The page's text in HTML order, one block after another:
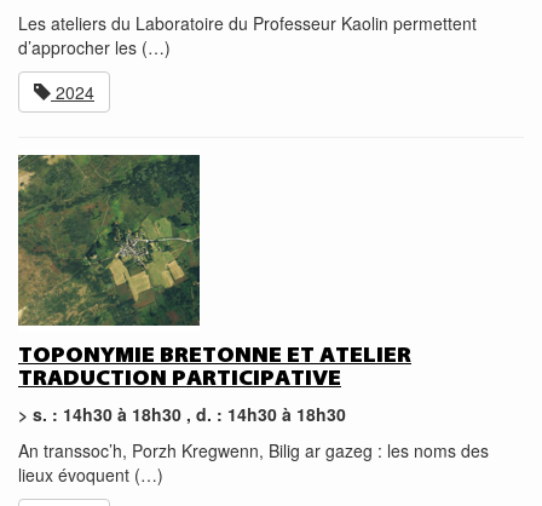
Les ateliers du Laboratoire du Professeur Kaolin permettent
d’approcher les (…)
2024
TOPONYMIE BRETONNE ET ATELIER
TRADUCTION PARTICIPATIVE
> s. : 14h30 à 18h30 , d. : 14h30 à 18h30
An transsoc’h, Porzh Kregwenn, Bilig ar gazeg : les noms des
lieux évoquent (…)